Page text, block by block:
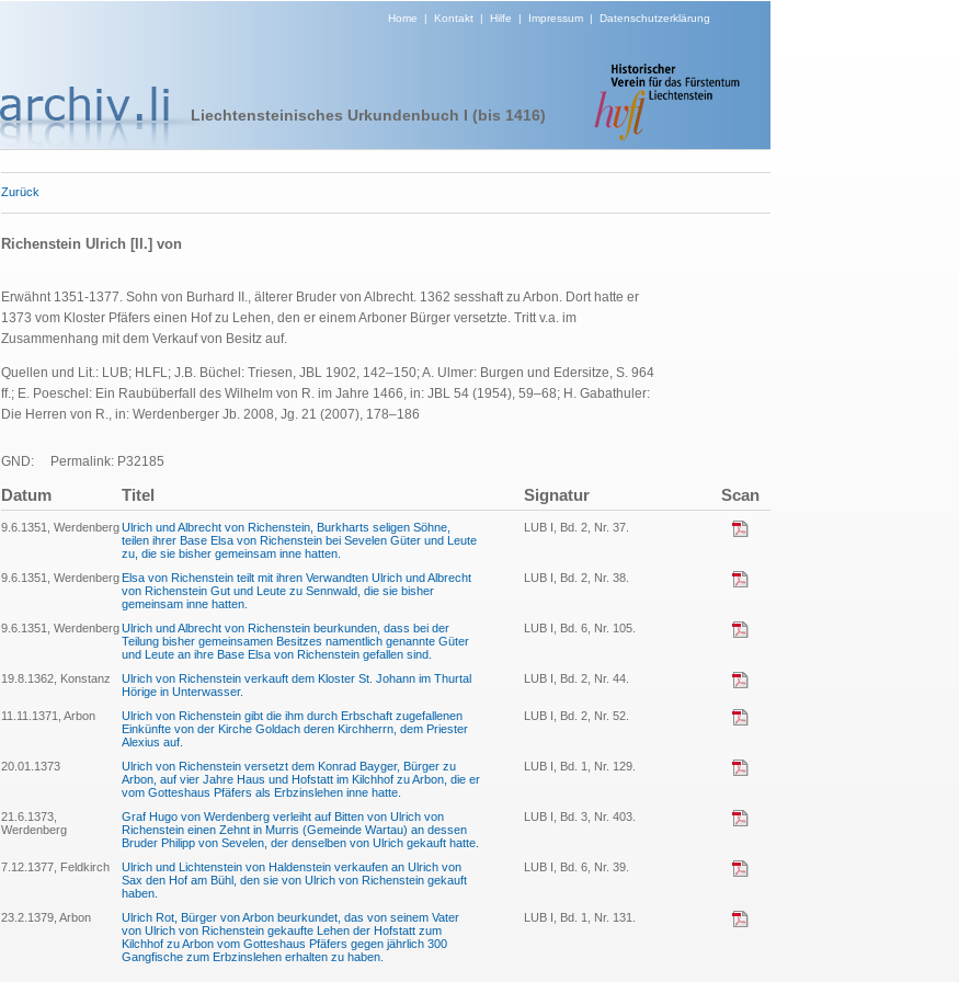
Home | Kontakt| Hilfe | Impressum| Datenschutzerklärung
Liechtensteinisches Urkundenbuch I (bis 1416)
Zurück
Richenstein Ulrich [II.] von
Erwähnt 1351-1377. Sohn von Burhard II., älterer Bruder von Albrecht. 1362 sesshaft zu Arbon. Dort hatte er
1373 vom Kloster Pfäfers einen Hof zu Lehen, den er einem Arboner Bürger versetzte. Tritt v.a. im
Zusammenhang mit dem Verkauf von Besitz auf.
Quellen und Lit.: LUB; HLFL; J.B. Büchel: Triesen, JBL 1902, 142–150; A. Ulmer: Burgen und Edersitze, S. 964
ff.; E. Poeschel: Ein Raubüberfall des Wilhelm von R. im Jahre 1466, in: JBL 54 (1954), 59–68; H. Gabathuler:
Die Herren von R., in: Werdenberger Jb. 2008, Jg. 21 (2007), 178–186
GND: Permalink: P32185
Datum Titel Signatur Scan
9.6.1351, WerdenbergUlrich und Albrecht von Richenstein, Burkharts seligen Söhne,
teilen ihrer Base Elsa von Richenstein bei Sevelen Güter und Leute
zu, die sie bisher gemeinsam inne hatten.
LUB I, Bd. 2, Nr. 37.
9.6.1351, WerdenbergElsa von Richenstein teilt mit ihren Verwandten Ulrich und Albrecht
von Richenstein Gut und Leute zu Sennwald, die sie bisher
gemeinsam inne hatten.
LUB I, Bd. 2, Nr. 38.
9.6.1351, WerdenbergUlrich und Albrecht von Richenstein beurkunden, dass bei der
Teilung bisher gemeinsamen Besitzes namentlich genannte Güter
und Leute an ihre Base Elsa von Richenstein gefallen sind.
LUB I, Bd. 6, Nr. 105.
19.8.1362, Konstanz
Ulrich von Richenstein verkauft dem Kloster St. Johann im Thurtal
Hörige in Unterwasser.
LUB I, Bd. 2, Nr. 44.
11.11.1371, Arbon
Ulrich von Richenstein gibt die ihm durch Erbschaft zugefallenen
Einkünfte von der Kirche Goldach deren Kirchherrn, dem Priester
Alexius auf.
LUB I, Bd. 2, Nr. 52.
20.01.1373
Ulrich von Richenstein versetzt dem Konrad Bayger, Bürger zu
Arbon, auf vier Jahre Haus und Hofstatt im Kilchhof zu Arbon, die er
vom Gotteshaus Pfäfers als Erbzinslehen inne hatte.
LUB I, Bd. 1, Nr. 129.
21.6.1373,
Werdenberg
Graf Hugo von Werdenberg verleiht auf Bitten von Ulrich von
Richenstein einen Zehnt in Murris (Gemeinde Wartau) an dessen
Bruder Philipp von Sevelen, der denselben von Ulrich gekauft hatte.
LUB I, Bd. 3, Nr. 403.
7.12.1377, Feldkirch
Ulrich und Lichtenstein von Haldenstein verkaufen an Ulrich von
Sax den Hof am Bühl, den sie von Ulrich von Richenstein gekauft
haben.
LUB I, Bd. 6, Nr. 39.
23.2.1379, Arbon
Ulrich Rot, Bürger von Arbon beurkundet, das von seinem Vater
von Ulrich von Richenstein gekaufte Lehen der Hofstatt zum
Kilchhof zu Arbon vom Gotteshaus Pfäfers gegen jährlich 300
Gangfische zum Erbzinslehen erhalten zu haben.
LUB I, Bd. 1, Nr. 131.